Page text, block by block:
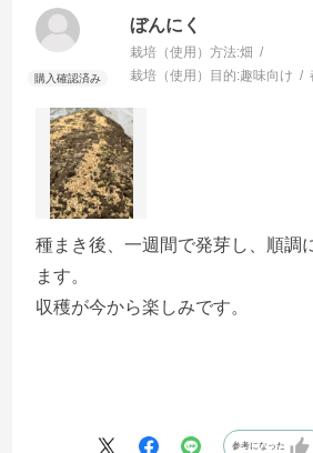
ぼんにく
栽培（使用）方法:畑
栽培（使用）目的:趣味向け
種まき後、一週間で発芽し、順調
ます。
収穫が今から楽しみです。
参考になった